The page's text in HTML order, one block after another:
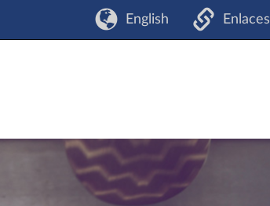
English Enlaces